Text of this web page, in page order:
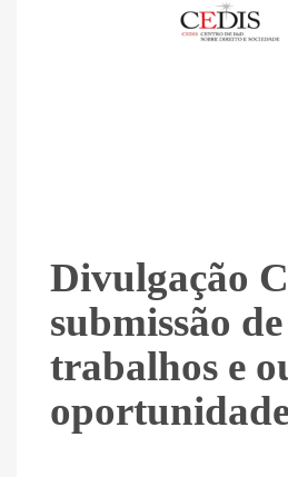
Divulgação
submissão de
trabalhos e